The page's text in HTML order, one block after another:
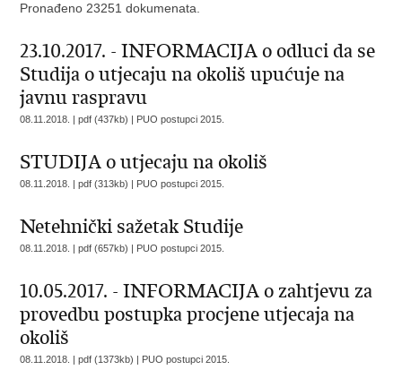
Pronađeno 23251 dokumenata.
23.10.2017. - INFORMACIJA o odluci da se
Studija o utjecaju na okoliš upućuje na
javnu raspravu
08.11.2018. | pdf (437kb) | PUO postupci 2015.
STUDIJA o utjecaju na okoliš
08.11.2018. | pdf (313kb) | PUO postupci 2015.
Netehnički sažetak Studije
08.11.2018. | pdf (657kb) | PUO postupci 2015.
10.05.2017. - INFORMACIJA o zahtjevu za
provedbu postupka procjene utjecaja na
okoliš
08.11.2018. | pdf (1373kb) | PUO postupci 2015.